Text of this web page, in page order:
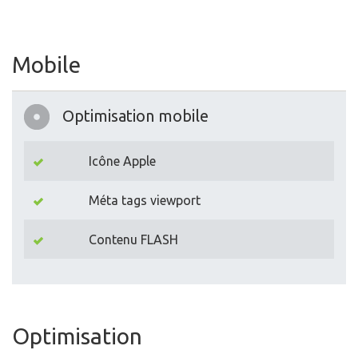
Mobile
Optimisation mobile
Icône Apple
Méta tags viewport
Contenu FLASH
Optimisation